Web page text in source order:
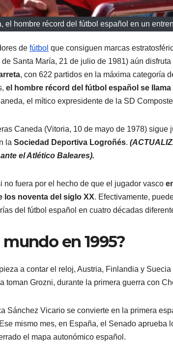
el hombre récord del fútbol español en un
de fútbol que consiguen marcas
Santa María, 21 de julio de 1981) aún
, con 622 partidos en la máxima categoría
el hombre récord del fútbol español se
el mítico expresidente de la SD
Caneda (Vitoria, 10 de mayo de 1978) sigue
la Sociedad Deportiva Logroñés.
el Atlético Baleares).
no fuera por el hecho de que el jugador vasco
los noventa del siglo XX. Efectivamente,
del fútbol español en cuatro décadas
en 1995?
a contar el reloj, Austria, Finlandia y
toman Grozni, durante la primera guerra con
Sánchez Vicario se convierte en la primera
mismo mes, en España, el Senado aprueba
el mapa autonómico español.